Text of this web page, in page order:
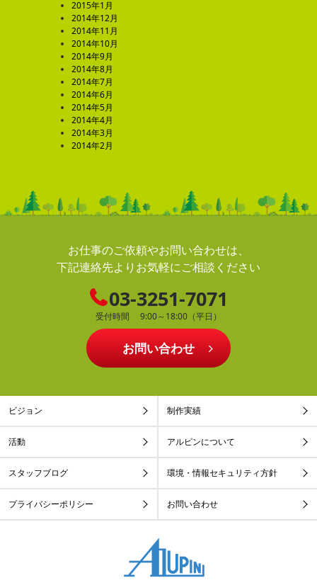
2015年1月
2014年12月
2014年11月
2014年10月
2014年9月
2014年8月
2014年7月
2014年6月
2014年5月
2014年4月
2014年3月
2014年2月
お仕事のご依頼やお問い合わせは、
下記連絡先よりお気軽にご相談ください
03-3251-7071
受付時間 9:00～18:00（平日）
お問い合わせ
ビジョン 制作実績
活動 アルピンについて
スタッフブログ 環境・情報セキュリティ方針
プライバシーポリシー お問い合わせ